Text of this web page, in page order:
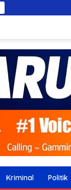
Kriminal Politik